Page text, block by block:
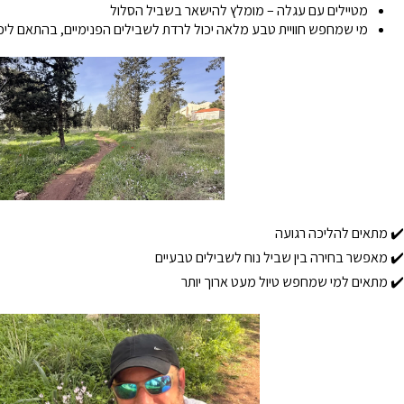
מטיילים עם עגלה – מומלץ להישאר בשביל הסלול
מי שמחפש חוויית טבע מלאה יכול לרדת לשבילים הפנימיים, בהתאם
✔️ מתאים להליכה רגועה
✔️ מאפשר בחירה בין שביל נוח לשבילים טבעיים
✔️ מתאים למי שמחפש טיול מעט ארוך יותר